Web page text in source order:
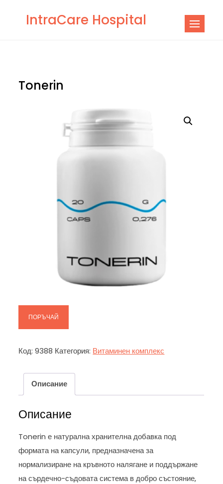
IntraCare Hospital
Tonerin
ПОРЪЧАЙ
Код:9388 Категория: Витаминен комплекс
Описание
Описание
Tonerin е натурална хранителна добавка под
формата на капсули, предназначена за
нормализиране на кръвното налягане и поддържане
на сърдечно-съдовата система в добро състояние,